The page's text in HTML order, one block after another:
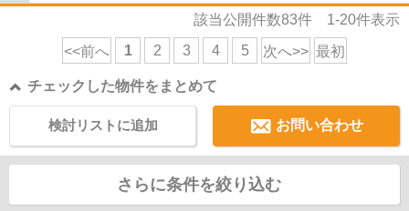
該当公開件数83件 1-20件表示
<<前へ 1 2 3 4 5 次へ>> 最初
チェックした物件をまとめて
お問い合わせ
検討リストに追加
さらに条件を絞り込む